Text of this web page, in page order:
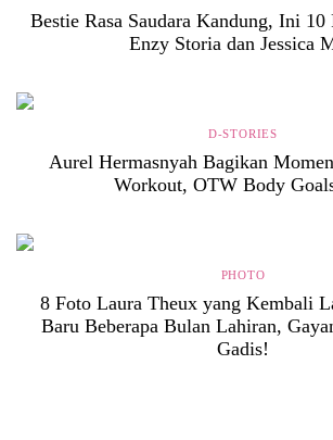
Bestie Rasa Saudara Kandung, Ini 10
Enzy Storia dan Jessica
D-STORIES
Aurel Hermasnyah Bagikan
Workout, OTW Body
PHOTO
8 Foto Laura Theux yang Kembali
Baru Beberapa Bulan Lahiran,
Gadis!